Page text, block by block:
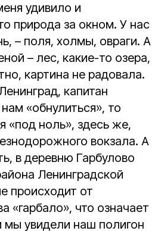
удивило и
природа за окном. У нас
– поля, холмы, овраги. А
– лес, какие-то озера,
картина не радовала.
капитан
«обнулиться», то
«под ноль», здесь же,
вокзала. А
в деревню Гарбулово
Ленинградской
происходит от
«гарбало», что означает
мы увидели наш полигон